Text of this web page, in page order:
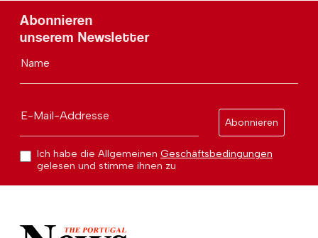
Abonnieren
unserem Newsletter
Name
E-Mail-Addresse
Abonnieren
Ich habe die Allgemeinen Geschäftsbedingungen
gelesen und stimme ihnen zu